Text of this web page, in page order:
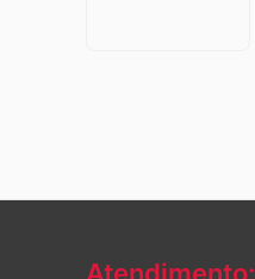
Atendimento: